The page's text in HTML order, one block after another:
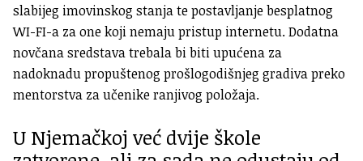
slabijeg imovinskog stanja te postavljanje besplatnog
WI-FI-a za one koji nemaju pristup internetu. Dodatna
novčana sredstava trebala bi biti upućena za
nadoknadu propuštenog prošlogodišnjeg gradiva preko
mentorstva za učenike ranjivog položaja.
U Njemačkoj već dvije škole